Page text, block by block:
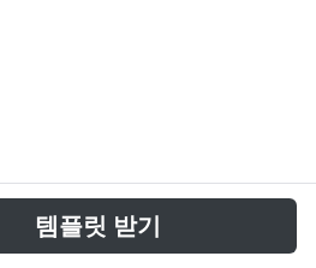
mind map template is a
Xmind users, covering 29
템플릿 받기